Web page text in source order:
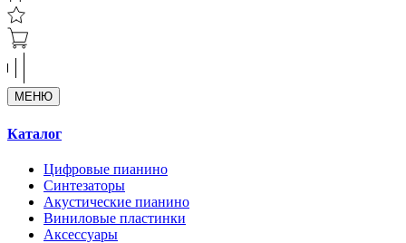
МЕНЮ
Каталог
Цифровые пианино
Синтезаторы
Акустические пианино
Виниловые пластинки
Аксессуары